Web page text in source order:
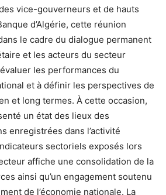
vice-gouverneurs et de hauts
d’Algérie, cette réunion
le cadre du dialogue permanent
et les acteurs du secteur
les performances du
et à définir les perspectives de
et long termes. À cette occasion,
un état des lieux des
enregistrées dans l’activité
sectoriels exposés lors
affiche une consolidation de la
ainsi qu’un engagement soutenu
de l’économie nationale. La